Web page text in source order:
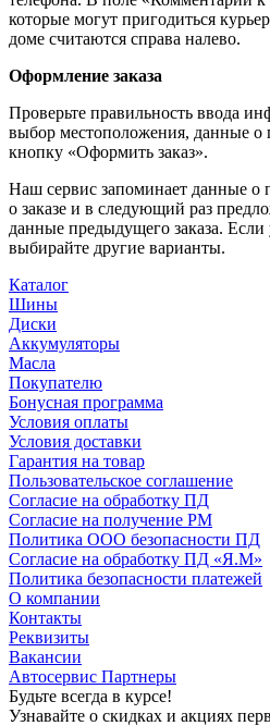
которые могут пригодиться
доме считаются справа налево.
Оформление заказа
Проверьте правильность ввода
выбор местоположения, данные о
кнопку «Оформить заказ».
Наш сервис запоминает данные о
о заказе и в следующий раз
данные предыдущего заказа. Если
выбирайте другие варианты.
Каталог
Шины
Диски
Аккумуляторы
Масла
Покупателю
Бонусная программа
Условия оплаты
Условия доставки
Гарантия на товар
Пользовательское соглашение
Согласие на обработку ПД
Согласие на получение РМ
Политика ООО безопасности ПД
Согласие на обработку ПД «Я.М»
Политика безопасности платежей
О компании
Контакты
Реквизиты
Вакансии
Автосервис Партнеры
Будьте всегда в курсе!
Узнавайте о скидках и акциях